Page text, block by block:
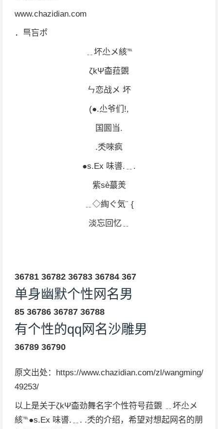
www.chazidian.com
．巪吂ポ
﹎坏尐メ絯℡
ζkΨ楍菈覴
ㄣ恋战メ 坏
(●.尐爷们!,
国囻当.
.秂唻疯
●s.Εx 味噵.﹎.
紫sè蕞羙
﹎◇綯ぐ気¨ {
淡忘回忆﹎
36781 36782 36783 36784 367
单身幽默个性网名男
85 36786 36787 36788
有个性的qq网名沙雕男
36789 36790
原文出处：https://www.chazidian.com/zl/wangming/
49253/
以上是关于ζkΨ楍劲舞名字个性符号菈覴 ﹎坏尐メ
絯℡●s.Εx 味噵.﹎. .秂的介绍，希望对想起网名的朋